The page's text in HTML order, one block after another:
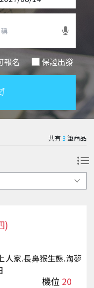
報名 保證出發
共有3 筆商品
)
人家.長鼻猴生態.淘夢
機位 20